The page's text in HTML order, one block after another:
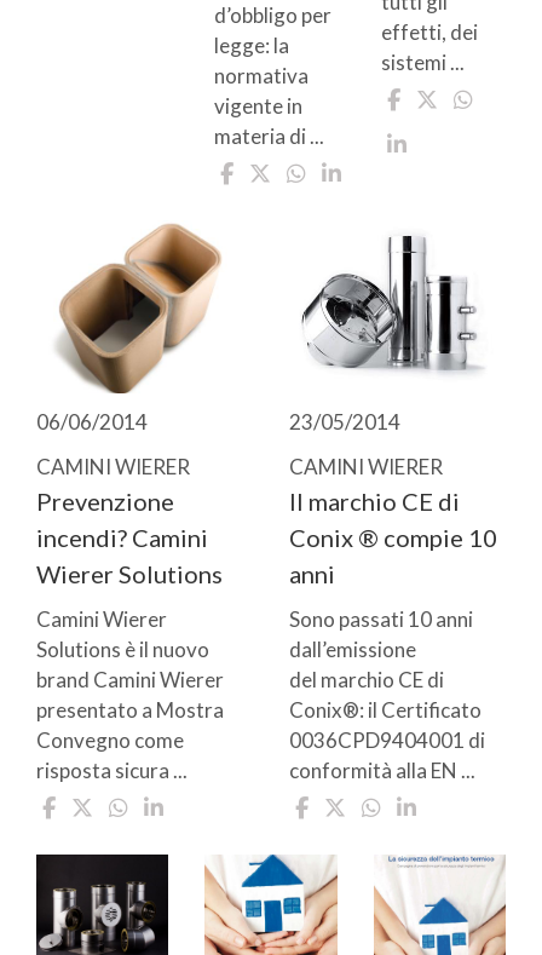
d’obbligo per
legge: la
normativa
vigente in
materia di ...
effetti, dei
sistemi ...
06/06/2014
CAMINI WIERER
Prevenzione
incendi? Camini
Wierer Solutions
Camini Wierer
Solutions è il nuovo
brand Camini Wierer
presentato a Mostra
Convegno come
risposta sicura ...
23/05/2014
CAMINI WIERER
Il marchio CE di
Conix ® compie 10
anni
Sono passati 10 anni
dall’emissione
del marchio CE di
Conix®: il Certificato
0036CPD9404001 di
conformità alla EN ...